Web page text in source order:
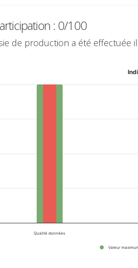
: 0/100
de production a été effectuée
Valeur
Qualité données